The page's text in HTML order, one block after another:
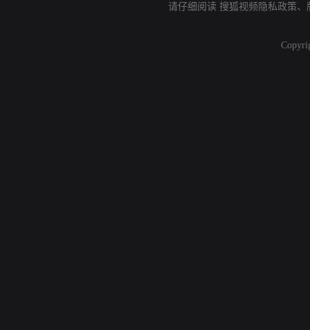
请仔细阅读 搜狐视频隐私政策、